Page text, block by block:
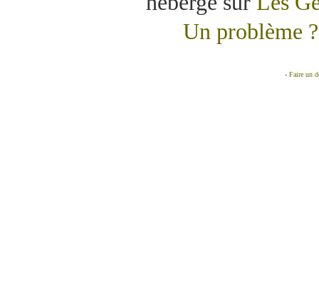
Un problème
- Faire un